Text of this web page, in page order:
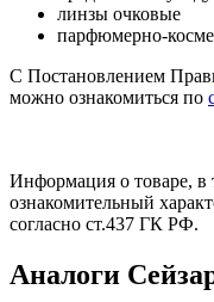
линзы очковые
парфюмерно-
С Постановлением
можно ознакомиться по
Информация о товаре, в
ознакомительный
согласно ст.437 ГК РФ.
Аналоги